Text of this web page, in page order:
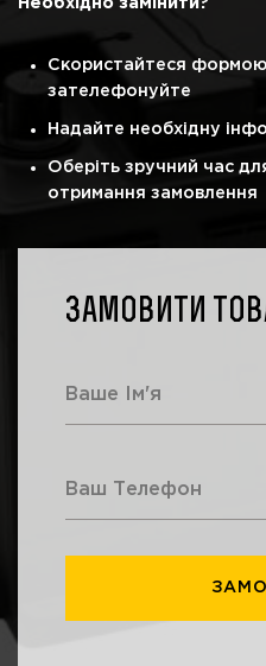
Скористайтеся формою
зателефонуйте
Надайте необхідну
Оберіть зручний час
отримання замовлення
Замовити